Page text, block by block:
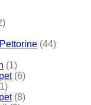
(44)
(1)
(6)
(8)